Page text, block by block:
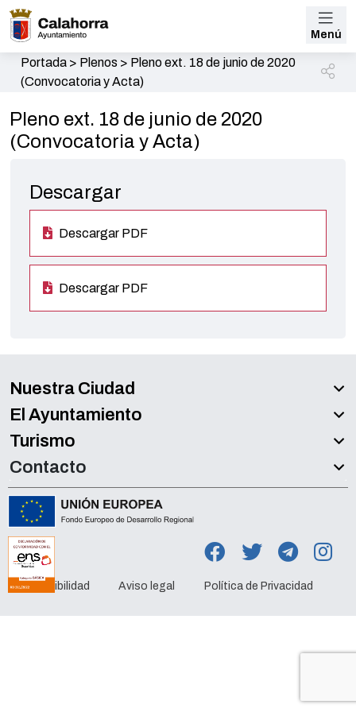
Menú
Portada> Plenos > Pleno ext. 18 de junio de 2020
(Convocatoria y Acta)
Pleno ext. 18 de junio de 2020
(Convocatoria y Acta)
Descargar
Descargar PDF
Descargar PDF
Nuestra Ciudad
El Ayuntamiento
Turismo
Contacto
Accesibilidad Aviso legal Política de Privacidad